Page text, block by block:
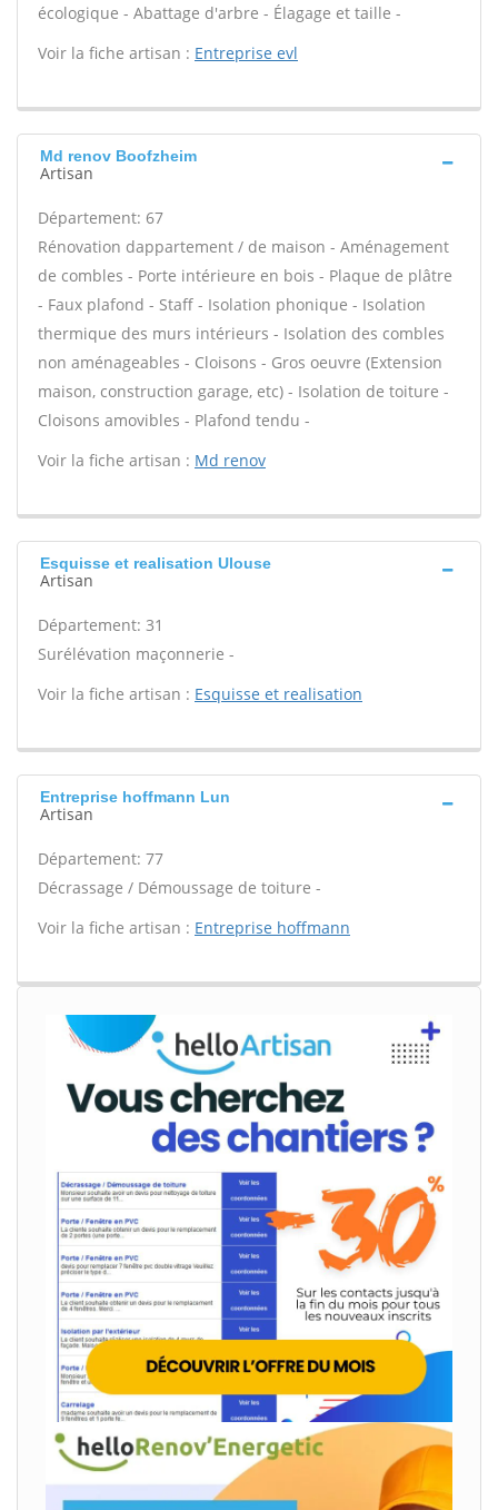
écologique - Abattage d'arbre - Élagage et taille -
Voir la fiche artisan : Entreprise evl
Md renov Boofzheim
Artisan
Département: 67
Rénovation dappartement / de maison - Aménagement
de combles - Porte intérieure en bois - Plaque de plâtre
- Faux plafond - Staff - Isolation phonique - Isolation
thermique des murs intérieurs - Isolation des combles
non aménageables - Cloisons - Gros oeuvre (Extension
maison, construction garage, etc) - Isolation de toiture -
Cloisons amovibles - Plafond tendu -
Voir la fiche artisan : Md renov
Esquisse et realisation Ulouse
Artisan
Département: 31
Surélévation maçonnerie -
Voir la fiche artisan : Esquisse et realisation
Entreprise hoffmann Lun
Artisan
Département: 77
Décrassage / Démoussage de toiture -
Voir la fiche artisan : Entreprise hoffmann